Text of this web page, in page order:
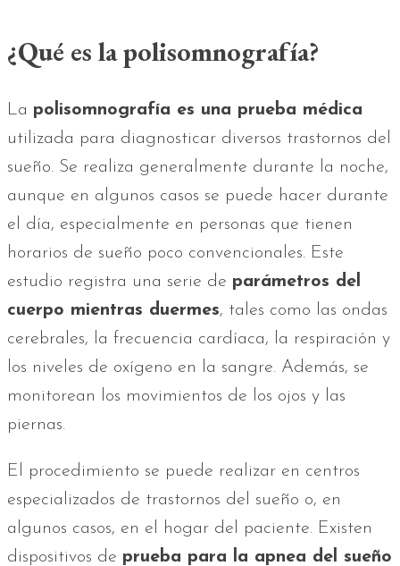
¿Qué es la polisomnografía?
La polisomnografía es una prueba médica
utilizada para diagnosticar diversos trastornos del
sueño. Se realiza generalmente durante la noche,
aunque en algunos casos se puede hacer durante
el día, especialmente en personas que tienen
horarios de sueño poco convencionales. Este
estudio registra una serie de parámetros del
cuerpo mientras duermes, tales como las ondas
cerebrales, la frecuencia cardíaca, la respiración y
los niveles de oxígeno en la sangre. Además, se
monitorean los movimientos de los ojos y las
piernas.
El procedimiento se puede realizar en centros
especializados de trastornos del sueño o, en
algunos casos, en el hogar del paciente. Existen
dispositivos de prueba para la apnea del sueño